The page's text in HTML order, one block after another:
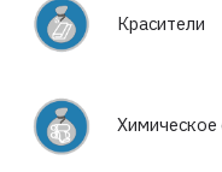
Красители
Химическое